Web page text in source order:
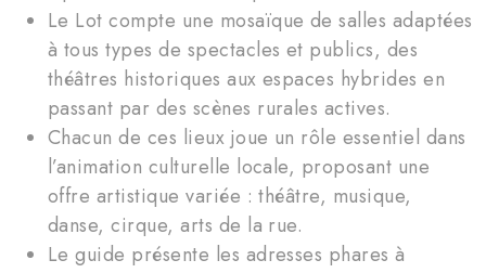
Le Lot compte une mosaïque de salles adaptées
à tous types de spectacles et publics, des
théâtres historiques aux espaces hybrides en
passant par des scènes rurales actives.
Chacun de ces lieux joue un rôle essentiel dans
l’animation culturelle locale, proposant une
offre artistique variée : théâtre, musique,
danse, cirque, arts de la rue.
Le guide présente les adresses phares à